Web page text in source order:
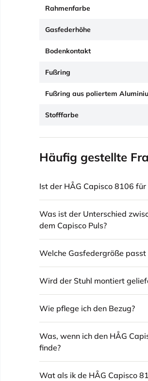
Rahmenfarbe
Gasfederhöhe
Bodenkontakt
Fußring
Fußring aus poliertem
Stofffarbe
Häufig gestellte
Ist der HÅG Capisco 8106
Was ist der Unterschied
dem Capisco Puls?
Welche Gasfedergröße passt
Wird der Stuhl montiert
Wie pflege ich den Bezug?
Was, wenn ich den HÅG
finde?
Wat als ik de HÅG Capisco